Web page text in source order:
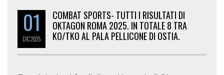
01
DIC2025
OKTAGON ROMA 2025. IN TOTALE 8 TRA
KO/TKO AL PALA PELLICONE DI OSTIA.